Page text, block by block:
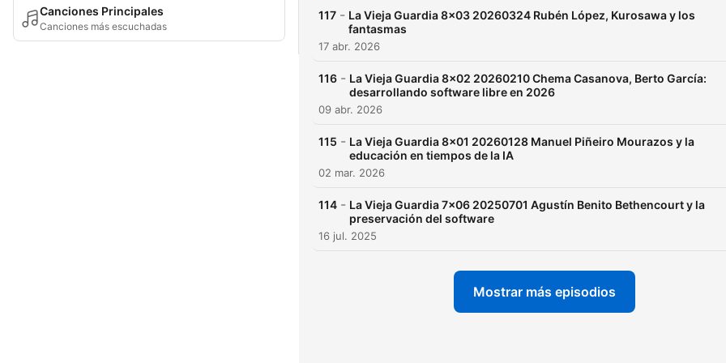
Canciones Principales
Canciones más escuchadas
emiten y no representan,
pensamiento de La Vieja
Guardia o de las empresas a
colaboradores. La canción que
acompaña al principio y al
«Artificial Joy» de The
https://
A partir del episodio 5x07
117 - La Vieja Guardia 8x03 20260324 Rubén López, Kurosawa y los
fantasmas
17 abr. 2026
116 - La Vieja Guardia 8x02 20260210 Chema Casanova, Berto García:
desarrollando software libre en 2026
09 abr. 2026
115 - La Vieja Guardia 8x01 20260128 Manuel Piñeiro Mourazos y la
educación en tiempos de la IA
02 mar. 2026
114 - La Vieja Guardia 7x06 20250701 Agustín Benito Bethencourt y la
preservación del software
16 jul. 2025
Mostrar más episodios